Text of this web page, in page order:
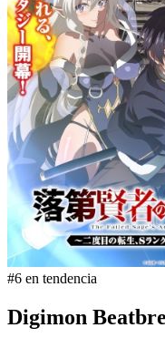
#6 en tendencia
Digimon